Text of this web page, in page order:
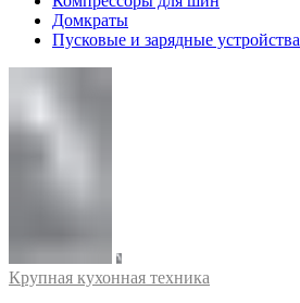
Домкраты
Пусковые и зарядные устройства
Крупная кухонная техника